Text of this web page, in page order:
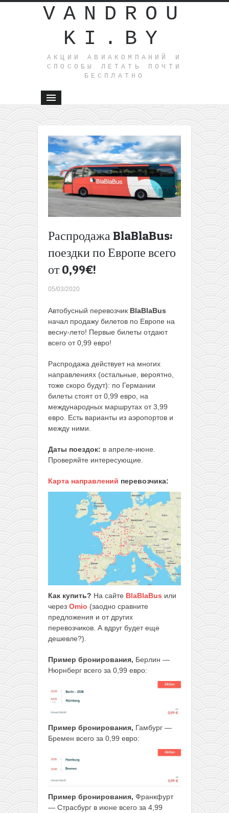
VANDROU
KI.BY
АКЦИИ АВИАКОМПАНИЙ И
СПОСОБЫ ЛЕТАТЬ ПОЧТИ
БЕСПЛАТНО
Распродажа BlaBlaBus:
поездки по Европе всего
от 0,99€!
05/03/2020
Автобусный перевозчик BlaBlaBus
начал продажу билетов по Европе на
весну-лето! Первые билеты отдают
всего от 0,99 евро!
Распродажа действует на многих
направлениях (остальные, вероятно,
тоже скоро будут): по Германии
билеты стоят от 0,99 евро, на
международных маршрутах от 3,99
евро. Есть варианты из аэропортов и
между ними.
Даты поездок: в апреле-июне.
Проверяйте интересующие.
Карта направлений перевозчика:
Как купить? На сайте BlaBlaBus или
через Omio (заодно сравните
предложения и от других
перевозчиков. А вдруг будет еще
дешевле?).
Пример бронирования, Берлин —
Нюрнберг всего за 0,99 евро:
Пример бронирования, Гамбург —
Бремен всего за 0,99 евро:
Пример бронирования, Франкфурт
— Страсбург в июне всего за 4,99
рейсы из
Варшавы
всего за
15€ в
сторону
путешествие
берег:
за 103€ с
человека
(83€ для